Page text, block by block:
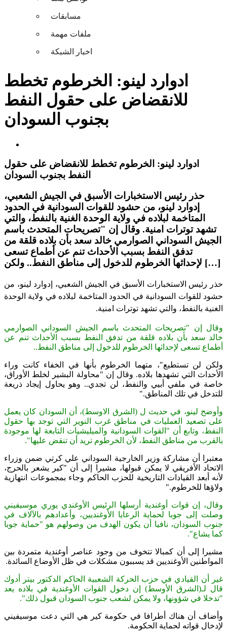
مسابقات
ملفات مهمة
اخبار الشبكة
ادوارد لينو: الخرطوم تخطط
للانقضاض على حقول النفط
بجنوب السودان
ادوارد لينو: الخرطوم تخطط للانقضاض على حقول
النفط بجنوب السودان
حذر رئيس الاستخبارات الأسبق في الجيش الشعبي،
إدوارد لينو، من حشود للقوات السودانية في الحدود
المتاخمة لبلاده في ولاية الوحدة الغنية بالنفط، والتي
تشهد توترات امنية. وقال إن "تصريحات المتحدث باسم
الجيش السوداني الصوارمي خالد سعد بأن بلاده قلقة من
تدفق النفط بسبب الأحداث تنم عن أطماع تسعى
لإحداثها الخرطوم للدخول إلى مناطق النفط.. ولكن […]
حذر رئيس الاستخبارات الأسبق في الجيش الشعبي، إدوارد لينو، من
حشود للقوات السودانية في الحدود المتاخمة لبلاده في ولاية الوحدة
الغنية بالنفط، والتي تشهد توترات امنية.
وقال إن "تصريحات المتحدث باسم الجيش السوداني الصوارمي
خالد سعد بأن بلاده قلقة من تدفق النفط بسبب الأحداث تنم عن
أطماع تسعى لإحداثها الخرطوم للدخول إلى مناطق النفط..
ولكن لن تستطيع"، متهما الخرطوم بأنها في الخفاء كانت وراء
الأحداث التي تشهدها بلاده. وقال إن "محاولة البشير لخلط الأوراق،
خاصة في ملفي أبيي والنفط، لن تجدي.. وهو يحاول إيجاد ذريعة
للتدخل في تلك المناطق".
وأوضح لينو، في حديث ل (الشرق الاوسط)، أن السودان كان يعمل
على تصعيد العمليات في مناطق غرب النوير التي توجد بها حقول
النفط، وتابع أن "القوات السودانية والميليشيات التابعة لها موجودة
بالقرب من مناطق النفط، لأن الخرطوم تريد أن تنقض عليها".
معتبرا أن مشاركة وزير الخارجية السوداني علي كرتي ضمن وزراء
الاتحاد الأفريقي لا يمكن قبولها، مشيرا إلى أن "كير يشعر بالحرج،
لأنه أبعد القيادات التاريخية للحزب الحاكم وجاء بمجموعات انتهازية
ولاؤها للخرطوم".
وقال، إن قوات أوغندية أرسلها الرئيس الأوغندي يوري موسيفيني
وصلت إلى جوبا لحماية الرعايا الأوغنديين، وأعدادهم بالآلاف في
جنوب السودان، نافيا أن يكون الهدف من وصولهم هو "حماية جوبا
كما يشاع".
مشيرا إلى أن كمبالا تتخوف من وجود عناصر أوغندية متمردة بين
المواطنين الأوغنديين قد يسببون مشكلات في ظل الأوضاع السائدة.
غير أن القيادي في حزب الحركة الشعبية الحاكم الدكتور بيتر أدوك
قال لـ(الشرق الأوسط) إن دخول القوات الأوغندية في بلاده يعد
"تدخلا في شؤونها، ولا يمكن لشعب جنوب السودان قبول ذلك".
وأضاف أن هناك أطرافا في حكومة كير هي التي دعت موسيفيني
لإدخال قواته لحماية الحكومة.